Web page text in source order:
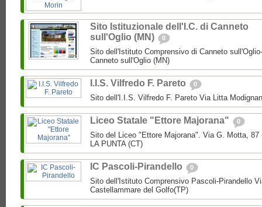
Sito Istituzionale dell'I.C. di Canneto
sull'Oglio (MN)
0
Sito dell'Istituto Comprensivo di Canneto
Canneto sull'Oglio (MN)
I.I.S. Vilfredo F. Pareto 0
Sito dell'I.I.S. Vilfredo F. Pareto Via Litta
Liceo Statale "Ettore Majorana" 0
Sito del Liceo "Ettore Majorana". Via G. Motta, 87
LA PUNTA (CT)
IC Pascoli-Pirandello 0
Sito dell'Istituto Comprensivo Pascoli-Pirandello
Castellammare del Golfo(TP)